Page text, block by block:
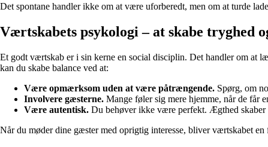
Det spontane handler ikke om at være uforberedt, men om at turde
Værtskabets psykologi – at skabe tryghed
Et godt værtskab er i sin kerne en social disciplin. Det handler om at
kan du skabe balance ved at:
Være opmærksom uden at være påtrængende. Spørg, om
Involvere gæsterne. Mange føler sig mere hjemme, når de får
Være autentisk. Du behøver ikke være perfekt. Ægthed skaber
Når du møder dine gæster med oprigtig interesse, bliver værtskabet